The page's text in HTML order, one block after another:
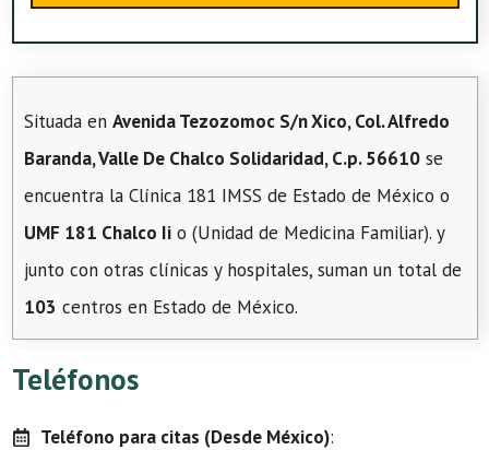
Situada en Avenida Tezozomoc S/n Xico, Col. Alfredo
Baranda, Valle De Chalco Solidaridad, C.p. 56610 se
encuentra la Clínica 181 IMSS de Estado de México o
UMF 181 Chalco Ii o (Unidad de Medicina Familiar). y
junto con otras clínicas y hospitales, suman un total de
103 centros en Estado de México.
Teléfonos
Teléfono para citas (Desde México):